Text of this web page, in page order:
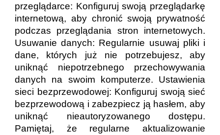
przeglądarce: Konfiguruj swoją przeglądarkę
internetową, aby chronić swoją prywatność
podczas przeglądania stron internetowych.
Usuwanie danych: Regularnie usuwaj pliki i
dane, których już nie potrzebujesz, aby
uniknąć niepotrzebnego przechowywania
danych na swoim komputerze. Ustawienia
sieci bezprzewodowej: Konfiguruj swoją sieć
bezprzewodową i zabezpiecz ją hasłem, aby
uniknąć nieautoryzowanego dostępu.
Pamiętaj, że regularne aktualizowanie